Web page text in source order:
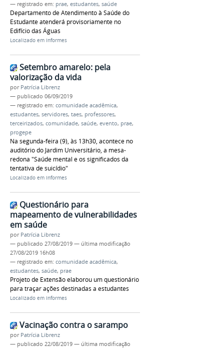
— registrado em: prae, estudantes, saúde
Departamento de Atendimento à Saúde do
Estudante atenderá provisoriamente no
Edifício das Águas
Localizado em Informes
Setembro amarelo: pela
valorização da vida
por Patrícia Librenz
— publicado 06/09/2019
— registrado em: comunidade acadêmica,
estudantes, servidores, taes, professores,
terceirizados, comunidade, saúde, evento, prae,
progepe
Na segunda-feira (9), às 13h30, acontece no
auditório do Jardim Universitário, a mesa-
redona "Saúde mental e os significados da
tentativa de suicídio"
Localizado em Informes
Questionário para
mapeamento de vulnerabilidades
em saúde
por Patrícia Librenz
— publicado 27/08/2019 — última modificação
27/08/2019 16h08
— registrado em: comunidade acadêmica,
estudantes, saúde, prae
Projeto de Extensão elaborou um questionário
para traçar ações destinadas a estudantes
Localizado em Informes
Vacinação contra o sarampo
por Patrícia Librenz
— publicado 22/08/2019 — última modificação